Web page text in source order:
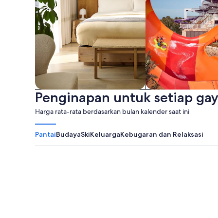
Hotel apartemen Waterpark
Penginapan untuk setiap
Harga rata-rata berdasarkan bulan kalender saat ini
PantaiBudayaSkiKeluargaKebugaran dan Relaksasi